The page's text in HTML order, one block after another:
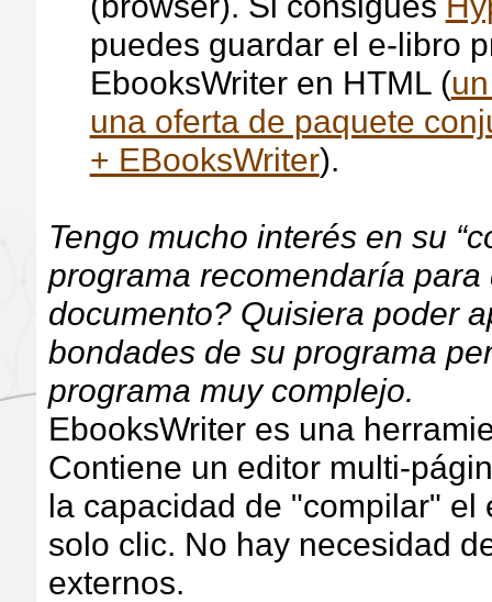
puedes guardar el e-libro
EbooksWriter en HTML (
una oferta de paquete
+ EBooksWriter).
Tengo mucho interés en su
programa recomendaría para
documento? Quisiera poder
bondades de su programa
programa muy complejo.
EbooksWriter es una
Contiene un editor multi-
la capacidad de "compilar" el
solo clic. No hay necesidad
externos.